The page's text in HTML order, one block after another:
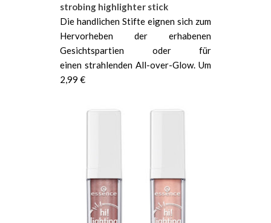
strobing highlighter stick
Die handlichen Stifte eignen sich zum
Hervorheben der erhabenen
Gesichtspartien oder für
einen strahlenden All-over-Glow. Um
2,99 €